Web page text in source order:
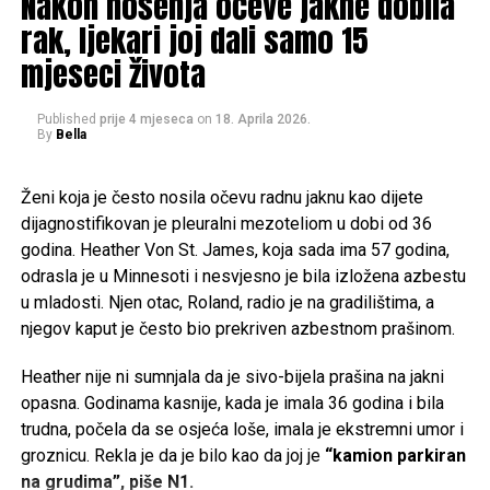
već sada sanja o povratku. Njegova ideja cijelom projektu
daje dodatnu dimenziju.
“Ovdje bih proizvodio vrhunski pjenušac koji bi nosio ime
sela, Postinje”, otkriva Dragan, uvjeren da ovaj kraj ima
puno veći potencijal nego što se danas čini.
Dok oni planiraju budućnost, njihova djeca već sada rado
dolaze u Postinje na odmor. Upravo u njima vide nastavak
priče i nadu da će se i drugi, raseljeni diljem svijeta, jednog
dana vratiti. Ako ne prije, onda barem u mirovin
Tweet Share
Mail
eura, haljina koju je dizajnerica odabrala za vjenčanje
rađena je specijalno po njenim mjerama i željama te je
cijena ove kreacije dostigla 8.000 eura.
Svoj skupocjeni vjenčani look upotpunila je s Dior
sandalama od 1.050 eura i bisernim naušnicama koje su
rak, ljekari joj dali samo 15
mjeseci života
Published prije 4 mjeseca on 18. Aprila 2026.
By Bella
Ženi koja je često nosila očevu radnu jaknu kao dijete
dijagnostifikovan je pleuralni mezoteliom u dobi od 36
godina. Heather Von St. James, koja sada ima 57 godina,
odrasla je u Minnesoti i nesvjesno je bila izložena azbestu
u mladosti. Njen otac, Roland, radio je na gradilištima, a
njegov kaput je često bio prekriven azbestnom prašinom.
Heather nije ni sumnjala da je sivo-bijela prašina na jakni
opasna. Godinama kasnije, kada je imala 36 godina i bila
trudna, počela da se osjeća loše, imala je ekstremni umor i
groznicu. Rekla je da je bilo kao da joj je “kamion parkiran
na grudima”, piše N1.